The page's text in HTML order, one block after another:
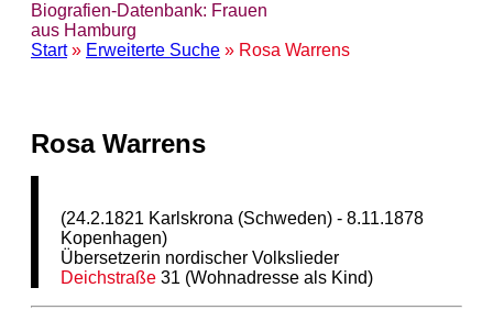
Biografien-Datenbank: Frauen
aus Hamburg
Start» Erweiterte Suche » Rosa Warrens
Rosa Warrens
(24.2.1821 Karlskrona (Schweden) - 8.11.1878
Kopenhagen)
Übersetzerin nordischer Volkslieder
Deichstraße 31 (Wohnadresse als Kind)